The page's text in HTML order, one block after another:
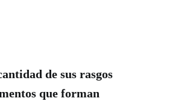
de sus rasgos
que forman